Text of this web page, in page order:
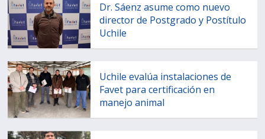
Dr. Sáenz asume como nuevo
director de Postgrado y Postítulo
Uchile
Uchile evalúa instalaciones de
Favet para certificación en
manejo animal